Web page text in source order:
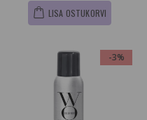
LISA OSTUKORVI
-3%